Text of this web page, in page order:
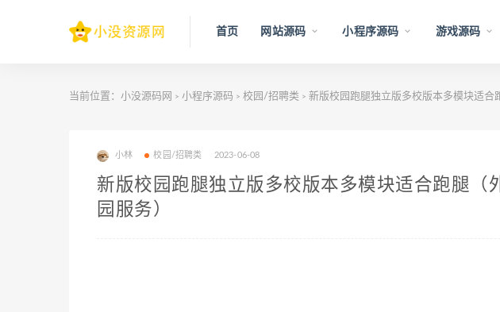
首页 网站源码 小程序源码 游戏源码
当前位置： 小没源码网 > 小程序源码 > 校园/招聘类 > 新版校园跑腿独立版多校版本多模块适合
小林 校园/招聘类 2023-06-08
新版校园跑腿独立版多校版本多模块适合跑腿（
园服务）